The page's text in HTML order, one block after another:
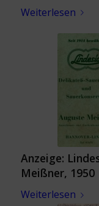
Weiterlesen
Anzeige:
Meißner, 1950
Weiterlesen